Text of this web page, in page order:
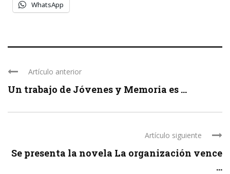
WhatsApp
Artículo anterior
Un trabajo de Jóvenes y Memoria es ...
Artículo siguiente
Se presenta la novela La organización vence
...